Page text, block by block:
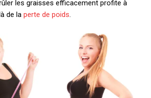
les graisses efficacement profite à
de la perte de poids.